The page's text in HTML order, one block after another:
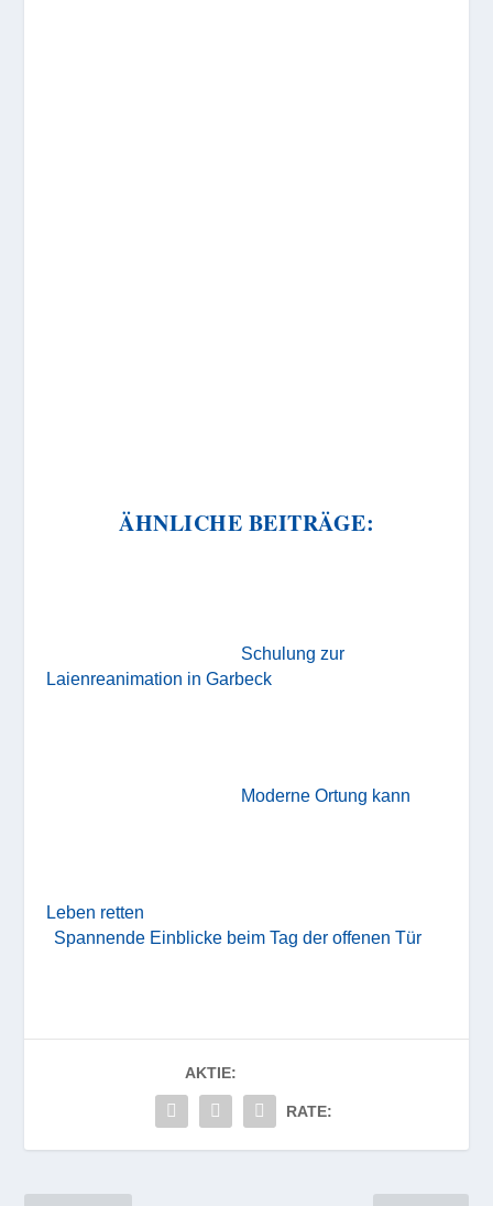
ÄHNLICHE BEITRÄGE:
Schulung zur
Laienreanimation in Garbeck
Moderne Ortung kann
Leben retten
Spannende Einblicke beim Tag der offenen Tür
AKTIE:
RATE: